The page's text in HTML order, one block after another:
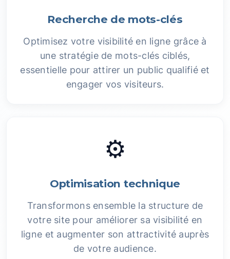
Recherche de mots-clés
Optimisez votre visibilité en ligne grâce à
une stratégie de mots-clés ciblés,
essentielle pour attirer un public qualifié et
engager vos visiteurs.
⚙️
Optimisation technique
Transformons ensemble la structure de
votre site pour améliorer sa visibilité en
ligne et augmenter son attractivité auprès
de votre audience.